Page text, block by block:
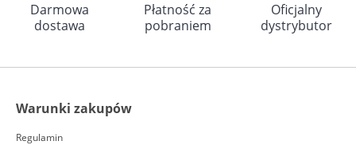
Darmowa
dostawa
Płatność za
pobraniem
Oficjalny
dystrybutor
Warunki zakupów
Regulamin